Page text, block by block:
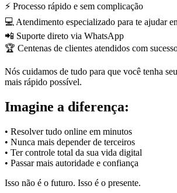
⚡ Processo rápido e sem complicação
💻 Atendimento especializado para te ajudar
📲 Suporte direto via WhatsApp
🏆 Centenas de clientes atendidos com
Nós cuidamos de tudo para que você tenha
mais rápido possível.
Imagine a diferença:
• Resolver tudo online em minutos
• Nunca mais depender de terceiros
• Ter controle total da sua vida digital
• Passar mais autoridade e confiança
Isso não é o futuro. Isso é o presente.